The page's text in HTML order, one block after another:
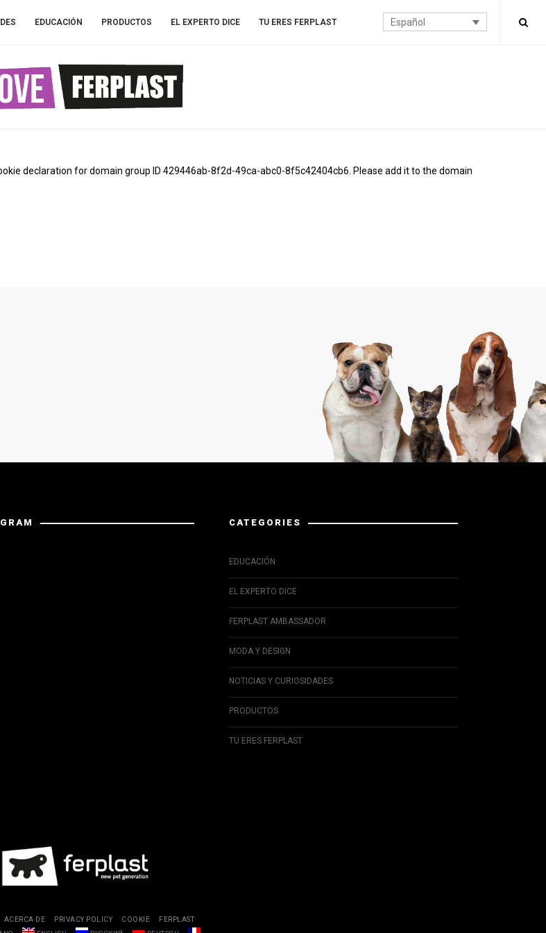
Español
EDUCACIÓN PRODUCTOS EL EXPERTO DICE TU ERES FERPLAST
declaration for domain group ID 429446ab-8f2d-49ca-abc0-8f5c42404cb6. Please add it to the domain
CATEGORIES
EDUCACIÓN
EL EXPERTO DICE
FERPLAST AMBASSADOR
MODA Y DESIGN
NOTICIAS Y CURIOSIDADES
PRODUCTOS
TU ERES FERPLAST
ACERCA DE PRIVACY POLICY COOKIE
FERPLAST